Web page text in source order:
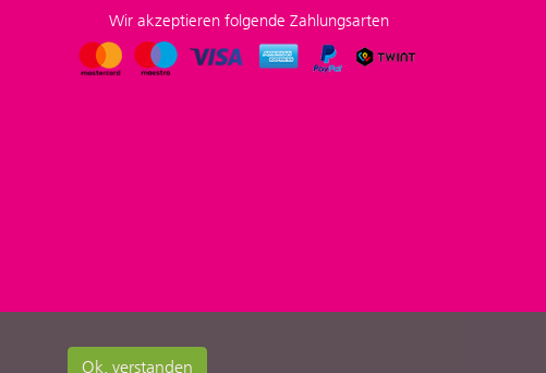
Wir akzeptieren folgende Zahlungsarten
Ok, verstanden